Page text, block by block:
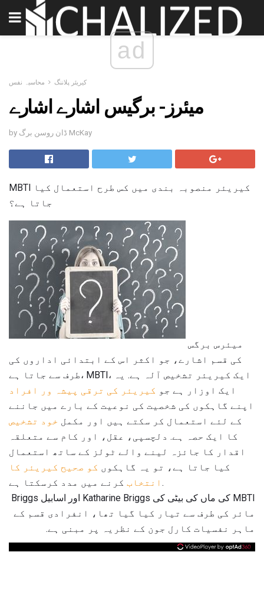
ad
کیریئر پلاننگ محاسبہ نفس
میئرز- برگیس اشارے اشارے
by ڈان روسن برگ McKay
MBTI کیریئر منصوبہ بندی میں کس طرح استعمال کیا
جاتا ہے؟
کی قسم اشارے، جو اکثر اس کے ابتدائی اداروں کی
طرف سے جاتا ہے، MBTI، ایک کیریئر تشخیص آلہ ہے. یہ
ایک اوزار ہے جو کیریئر کی ترقی پیشہ ور افراد
اپنے گاہکوں کی شخصیت کی نوعیت کے بارے میں جاننے
کے لئے استعمال کر سکتے ہیں اور مکمل خود تشخیص
کا ایک حصہ ہے. دلچسپی، عقل، اور کام سے متعلقہ
اقدار کا جائزہ لینے والے ٹولز کے ساتھ استعمال
کیا جاتا ہے، تو یہ گاہکوں کو صحیح کیریئر کا
انتخاب کرنے میں مدد کرسکتا ہے.
MBTI کی ماں کی بیٹی کی Katharine Briggs اور اسابیل Briggs
مائر کی طرف سے تیار کیا گیا تھا، انفرادی قسم کے
ماہر نفسیات کارل جون کے نظریہ پر مبنی ہے.